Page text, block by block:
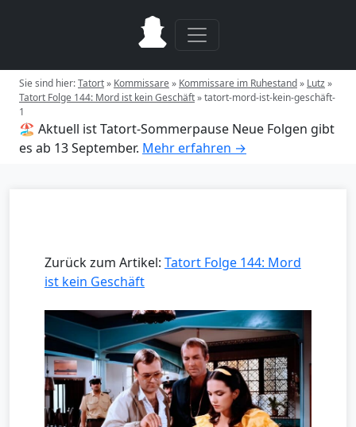
Sie sind hier:Tatort» Kommissare» Kommissare im Ruhestand» Lutz»
Tatort Folge 144: Mord ist kein Geschäft»tatort-mord-ist-kein-geschäft-
1
🏖️ Aktuell ist Tatort-Sommerpause Neue Folgen gibt
es ab 13 September. Mehr erfahren →
Zurück zum Artikel: Tatort Folge 144: Mord
ist kein Geschäft